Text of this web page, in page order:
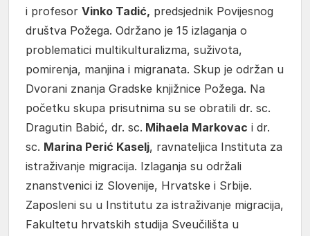
i profesor Vinko Tadić, predsjednik Povijesnog
društva Požega. Održano je 15 izlaganja o
problematici multikulturalizma, suživota,
pomirenja, manjina i migranata. Skup je održan u
Dvorani znanja Gradske knjižnice Požega. Na
početku skupa prisutnima su se obratili dr. sc.
Dragutin Babić, dr. sc. Mihaela Markovac i dr.
sc. Marina Perić Kaselj, ravnateljica Instituta za
istraživanje migracija. Izlaganja su održali
znanstvenici iz Slovenije, Hrvatske i Srbije.
Zaposleni su u Institutu za istraživanje migracija,
Fakultetu hrvatskih studija Sveučilišta u